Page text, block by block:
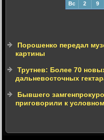
Вс
2 9
Порошенко передал
картины
Трутнев: Более 70
дальневосточных
Бывшего
приговорили к